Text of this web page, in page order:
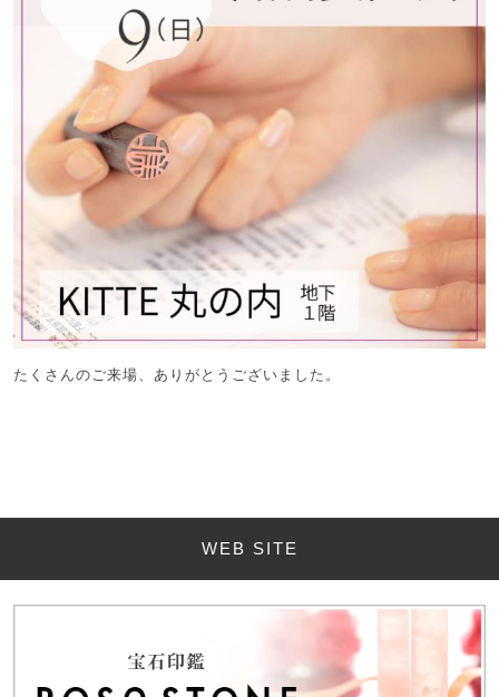
たくさんのご来場、ありがとうございました。
WEB SITE